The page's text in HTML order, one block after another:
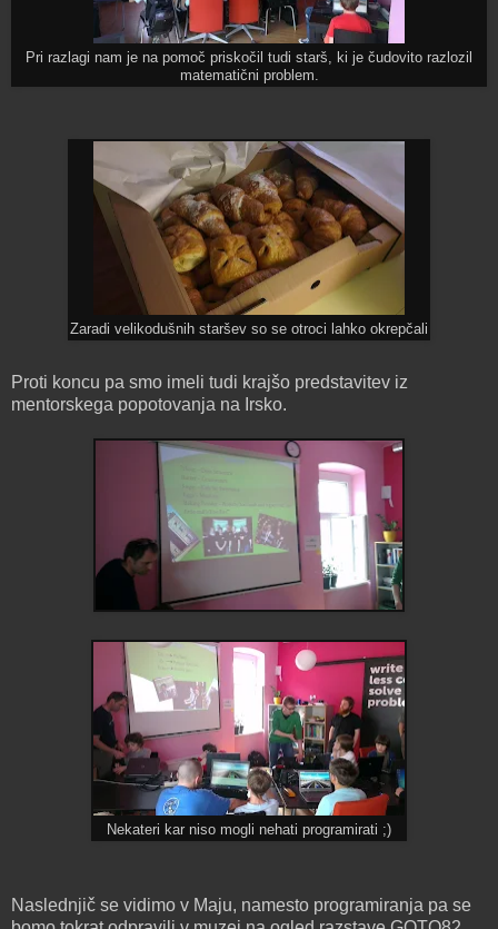
Pri razlagi nam je na pomoč priskočil tudi starš, ki je čudovito razlozil
matematični problem.
Zaradi velikodušnih staršev so se otroci lahko okrepčali
Proti koncu pa smo imeli tudi krajšo predstavitev iz
mentorskega popotovanja na Irsko.
Nekateri kar niso mogli nehati programirati ;)
Naslednjič se vidimo v Maju, namesto programiranja pa se